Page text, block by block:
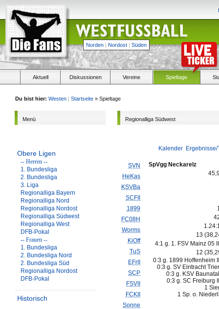
Norden | Nordost | Süden
Aktuell Diskussionen Vereine Spieltage
Du bist hier: Westen | Startseite » Spieltage
Menü
Obere Ligen
-- Herren --
1. Bundesliga
2. Bundesliga
3. Liga
Regionalliga Bayern
Regionalliga Nord
Regionalliga Nordost
Regionalliga Südwest
Regionalliga West
DFB-Pokal
-- Frauen --
1. Bundesliga
2. Bundesliga Nord
2. Bundesliga Süd
Regionalliga Nordost
DFB-Pokal
Historisch
Regionalliga Südwest
Kalender
SVN
HeKas
KSVBa
SCFII
1899
FC08H
Worms
KiOff
TuS
EFrII
SCP
FSVII
FCKII
Sonne
SpVgg Neckarelz
13
4:1 g. 1. FSV Mainz 05
12
0:3 g. 1899 Hoffenheim
0:3 g. SV Eintracht
0:3 g. KSV
0:3 g. SC Freiburg
1
1 Sp. o.